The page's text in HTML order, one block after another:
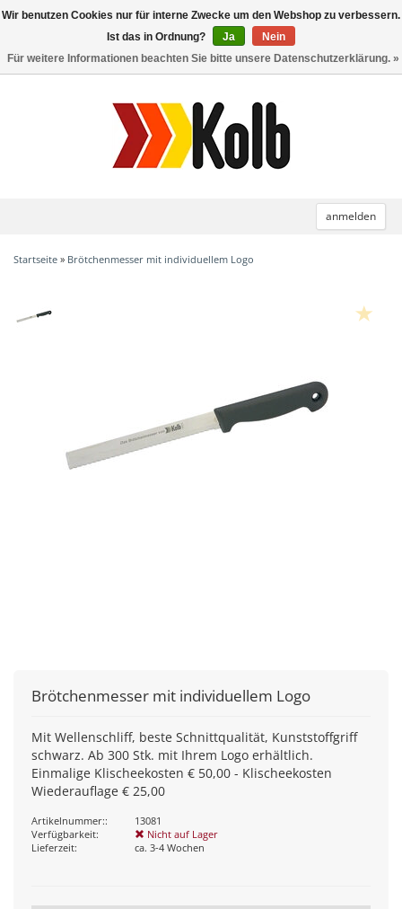
anmelden
Toggle
Startseite » Brötchenmesser mit individuellem Logo
Brötchenmesser mit individuellem Logo
Mit Wellenschliff, beste Schnittqualität, Kunststoffgriff
schwarz. Ab 300 Stk. mit Ihrem Logo erhältlich.
Einmalige Klischeekosten € 50,00 - Klischeekosten
Wiederauflage € 25,00
Artikelnummer::
13081
Verfügbarkeit:
Nicht auf Lager
Lieferzeit:
ca. 3-4 Wochen
Wir benutzen Cookies nur für interne Zwecke um den Webshop zu verbessern.
Ist das in Ordnung?
Ja
Nein
Für weitere Informationen beachten Sie bitte unsere Datenschutzerklärung. »